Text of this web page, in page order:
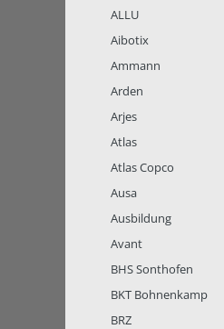
ALLU
Aibotix
Ammann
Arden
Arjes
Atlas
Atlas Copco
Ausa
Ausbildung
Avant
BHS Sonthofen
BKT Bohnenkamp
BRZ